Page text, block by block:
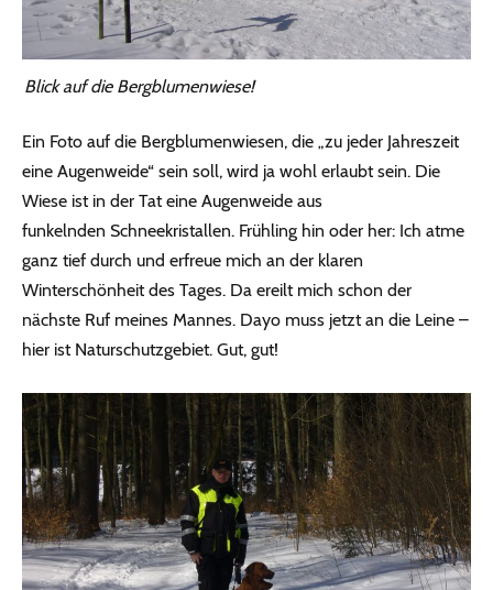
Blick auf die Bergblumenwiese!
Ein Foto auf die Bergblumenwiesen, die „zu jeder Jahreszeit
eine Augenweide“ sein soll, wird ja wohl erlaubt sein. Die
Wiese ist in der Tat eine Augenweide aus
funkelnden Schneekristallen. Frühling hin oder her: Ich atme
ganz tief durch und erfreue mich an der klaren
Winterschönheit des Tages. Da ereilt mich schon der
nächste Ruf meines Mannes. Dayo muss jetzt an die Leine –
hier ist Naturschutzgebiet. Gut, gut!